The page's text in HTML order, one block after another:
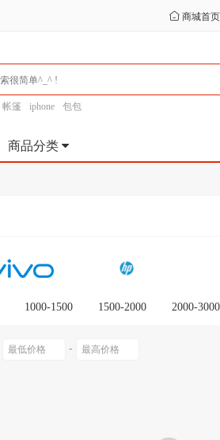
商城首页
帐篷 iphone 包包
商品分类
1000-1500 1500-2000 2000-3000
-